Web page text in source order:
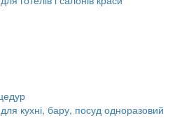
кухні, бару, посуд одноразовий